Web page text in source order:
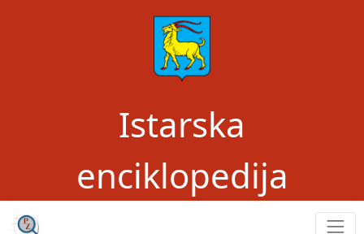
Istarska
enciklopedija